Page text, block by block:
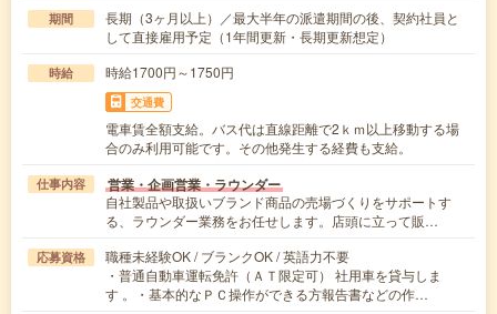
期間
長期（3ヶ月以上）／最大半年の派遣期間の後、契約社員と
して直接雇用予定（1年間更新・長期更新想定）
時給 時給1700円～1750円
交通費
電車賃全額支給。バス代は直線距離で2ｋｍ以上移動する場
合のみ利用可能です。その他発生する経費も支給。
仕事内容 営業・企画営業・ラウンダー
自社製品や取扱いブランド商品の売場づくりをサポートす
る、ラウンダー業務をお任せします。店頭に立って販…
応募資格
職種未経験OK / ブランクOK / 英語力不要
・普通自動車運転免許（ＡＴ限定可） 社用車を貸与しま
す 。・基本的なＰＣ操作ができる方報告書などの作…